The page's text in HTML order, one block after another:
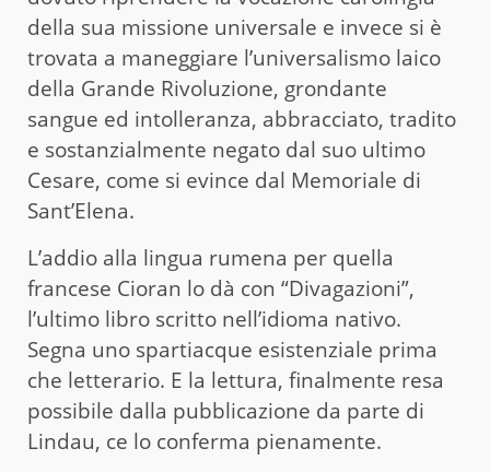
della sua missione universale e invece si è
trovata a maneggiare l’universalismo laico
della Grande Rivoluzione, grondante
sangue ed intolleranza, abbracciato, tradito
e sostanzialmente negato dal suo ultimo
Cesare, come si evince dal Memoriale di
Sant’Elena.
L’addio alla lingua rumena per quella
francese Cioran lo dà con “Divagazioni”,
l’ultimo libro scritto nell’idioma nativo.
Segna uno spartiacque esistenziale prima
che letterario. E la lettura, finalmente resa
possibile dalla pubblicazione da parte di
Lindau, ce lo conferma pienamente.